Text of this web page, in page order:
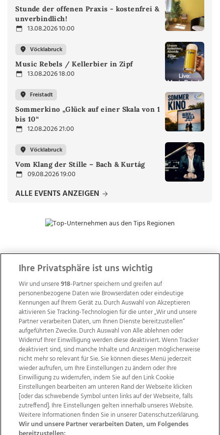
Stunde der offenen Praxis - kostenfrei &
unverbindlich!
13.08.2026 10:00
Vöcklabruck
Music Rebels / Kellerbier in Zipf
13.08.2026 18:00
Freistadt
Sommerkino „Glück auf einer Skala von 1
bis 10“
12.08.2026 21:00
Vöcklabruck
Vom Klang der Stille – Bach & Kurtág
09.08.2026 19:00
ALLE EVENTS ANZEIGEN
ZUR NACHRICHTENÜBERSICHT
Wir über uns Mediadaten Kontakt
Jobs
Datenschutz
Impressum
AGB Anzeigekunden
AGB Website
Ehrenkodex Politische Werbung
Ihre Privatsphäre ist uns wichtig
Wir und unsere918-Partner speichern und greifen auf
personenbezogene Daten wie Browserdaten oder eindeutige
Kennungen auf Ihrem Gerät zu. Durch Auswahl von Akzeptieren
aktivieren Sie Tracking-Technologien für die unter „Wir und unsere
Partner verarbeiten Daten, um Ihnen Dienste bereitzustellen“
aufgeführten Zwecke. Durch Auswahl von Alle ablehnen oder
Widerruf Ihrer Einwilligung werden diese deaktiviert. Wenn Tracker
deaktiviert sind, sind manche Inhalte und Anzeigen möglicherweise
nicht mehr so relevant für Sie. Sie können dieses Menü jederzeit
wieder aufrufen, um Ihre Einstellungen zu ändern oder Ihre
Einwilligung zu widerrufen, indem Sie auf den Link Cookie
Einstellungen bearbeiten am unteren Rand der Webseite klicken
[oder das schwebende Symbol unten links auf der Webseite, falls
zutreffend]. Ihre Einstellungen gelten innerhalb unseres Website.
Weitere Informationen finden Sie in unserer Datenschutzerklärung.
Wir und unsere Partner verarbeiten Daten, um Folgendes